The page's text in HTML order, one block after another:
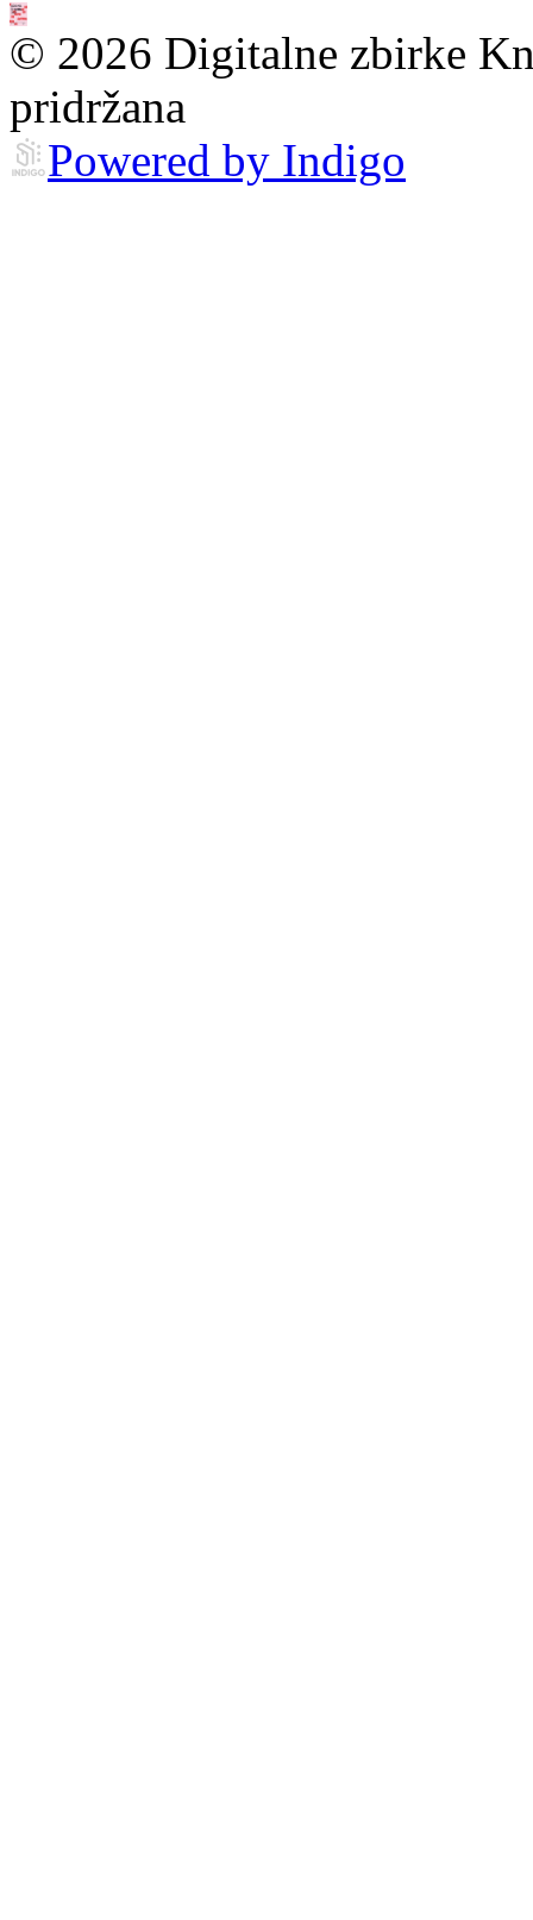
© 2026 Digitalne zbirke
pridržana
Powered by Indigo